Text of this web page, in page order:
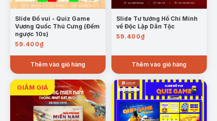
Slide Đố vui - Quiz Game
Vương Quốc Thú Cưng (Đếm
ngược 10s)
59.400₫
Thêm vào giỏ hàng
Slide Tư tưởng Hồ Chí Minh
về Độc Lập Dân Tộc
59.400₫
Thêm vào giỏ hàng